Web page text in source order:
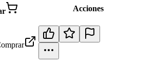
Acciones